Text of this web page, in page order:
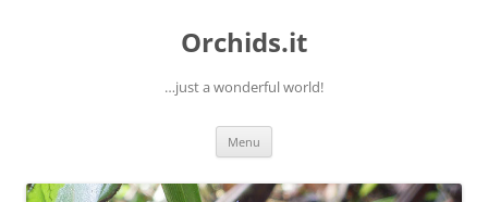
Orchids.it
…just a wonderful world!
Menu